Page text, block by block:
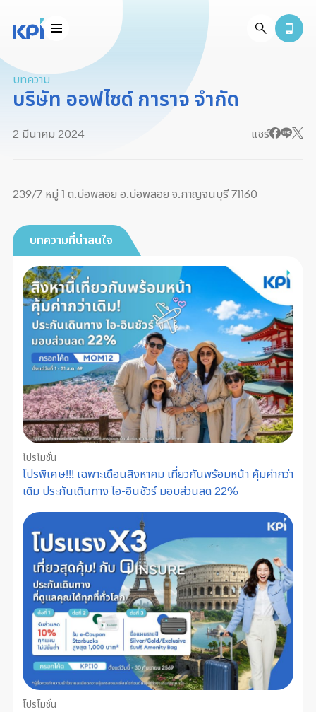
บทความ
บริษัท ออฟไซด์ การาจ จำกัด
2 มีนาคม 2024 แชร์
239/7 หมู่ 1 ต.บ่อพลอย อ.บ่อพลอย จ.กาญจนบุรี 71160
บทความที่น่าสนใจ
โปรโมชั่น
โปรพิเศษ!!! เฉพาะเดือนสิงหาคม เที่ยวกันพร้อมหน้า คุ้มค่ากว่า
เดิม ประกันเดินทาง ไอ-อินชัวร์ มอบส่วนลด 22%
โปรโมชั่น